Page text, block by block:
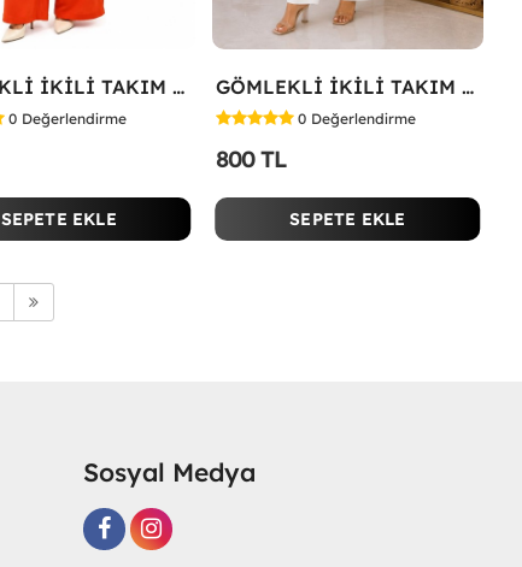
GÖMLEKLİ İKİLİ TAKIM Kırmızı
0 Değerlendirme
SEPETE EKLE
GÖMLEKLİ İKİLİ TAKIM Beyaz
0 Değerlendirme
800 TL
SEPETE EKLE
Sosyal Medya